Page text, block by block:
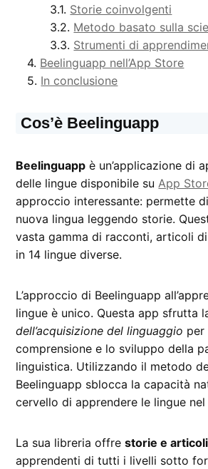
Storie coinvolgenti
Metodo basato sulla
Strumenti di
Beelinguapp nell’App Store
In conclusione
Cos’è Beelinguapp
Beelinguapp è un’applicazione di
delle lingue disponibile suApp
approccio interessante: permette
nuova lingua leggendo storie.
vasta gamma di racconti, articoli
in 14 lingue diverse.
L’approccio di Beelinguapp
lingue è unico. Questa app sfrutta
dell’acquisizione del linguaggio per
comprensione e lo sviluppo della
linguistica. Utilizzando il metodo
Beelinguapp sblocca la capacità
cervello di apprendere le lingue
La sua libreria offrestorie e
apprendenti di tutti i livelli sotto